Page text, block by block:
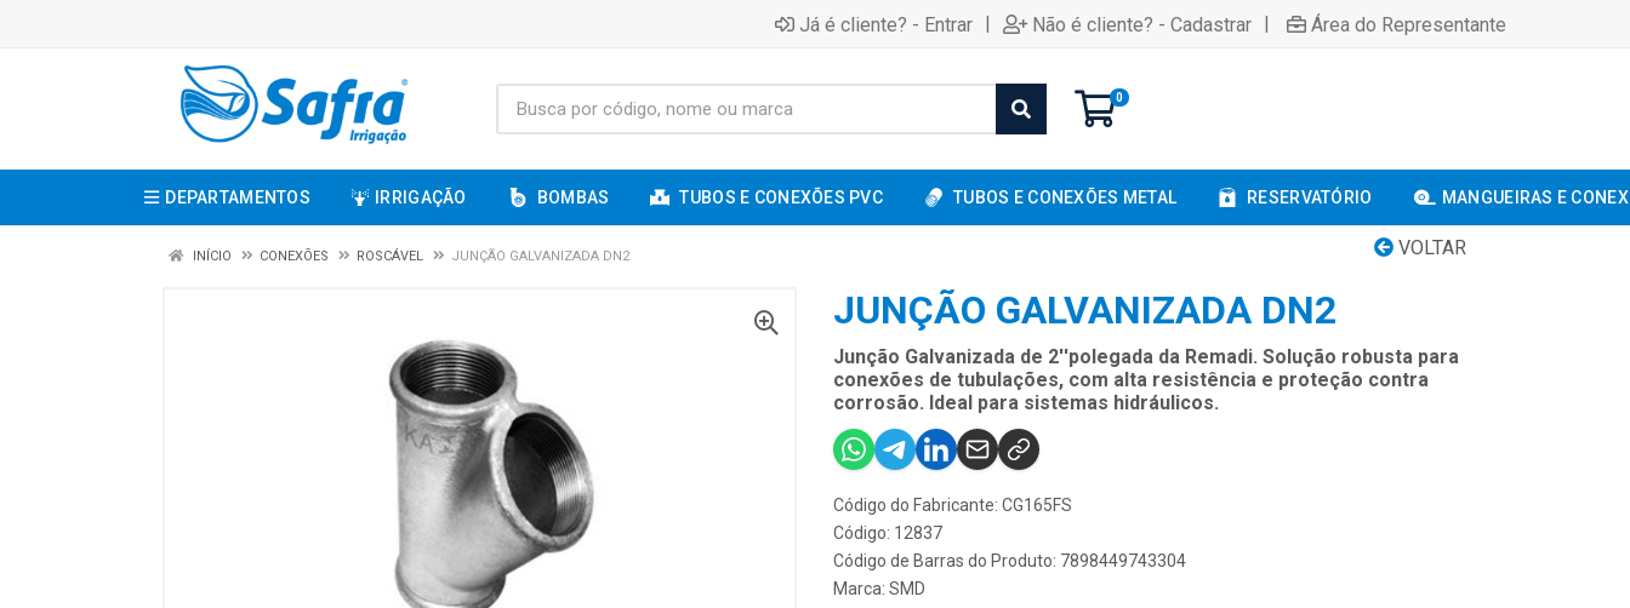
Já é cliente? - Entrar | Não é cliente? - Cadastrar | Área do Representante
0
DEPARTAMENTOS IRRIGAÇÃO BOMBAS TUBOS E CONEXÕES PVC TUBOS E CONEXÕES METAL RESERVATÓRIO MANGUEIRAS E
VOLTAR
INÍCIO CONEXÕES ROSCÁVEL JUNÇÃO GALVANIZADA DN2
JUNÇÃO GALVANIZADA DN2
Junção Galvanizada de 2''polegada da Remadi. Solução robusta para
conexões de tubulações, com alta resistência e proteção contra
corrosão. Ideal para sistemas hidráulicos.
Código do Fabricante: CG165FS
Código: 12837
Código de Barras do Produto: 7898449743304
Marca: SMD